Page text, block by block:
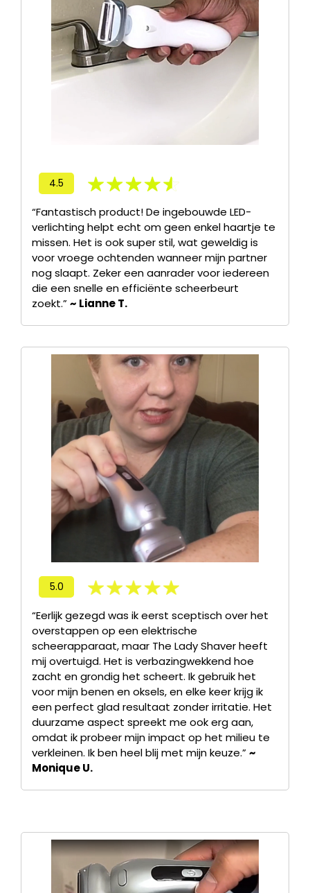
4.5
“Fantastisch product! De ingebouwde LED-
verlichting helpt echt om geen enkel haartje te
missen. Het is ook super stil, wat geweldig is
voor vroege ochtenden wanneer mijn partner
nog slaapt. Zeker een aanrader voor iedereen
die een snelle en efficiënte scheerbeurt
zoekt.”~ Lianne T.
5.0
“Eerlijk gezegd was ik eerst sceptisch over het
overstappen op een elektrische
scheerapparaat, maar The Lady Shaver heeft
mij overtuigd. Het is verbazingwekkend hoe
zacht en grondig het scheert. Ik gebruik het
voor mijn benen en oksels, en elke keer krijg ik
een perfect glad resultaat zonder irritatie. Het
duurzame aspect spreekt me ook erg aan,
omdat ik probeer mijn impact op het milieu te
verkleinen. Ik ben heel blij met mijn keuze.”~
Monique U.